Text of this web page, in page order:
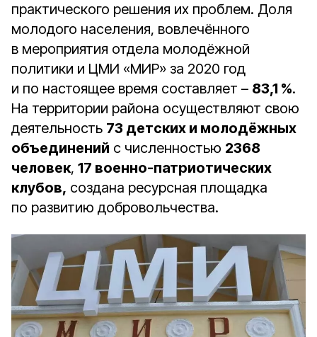
практического решения их проблем. Доля
молодого населения, вовлечённого
в мероприятия отдела молодёжной
политики и ЦМИ «МИР» за 2020 год
и по настоящее время составляет – 83,1 %.
На территории района осуществляют свою
деятельность 73 детских и молодёжных
объединений с численностью 2368
человек, 17 военно-патриотических
клубов, создана ресурсная площадка
по развитию добровольчества.